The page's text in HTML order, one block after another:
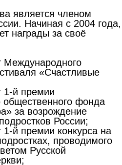
является членом
Начиная с 2004 года,
награды за своё
Международного
«Счастливые
1-й премии
фонда
за возрождение
России;
1-й премии конкурса на
проводимого
Русской